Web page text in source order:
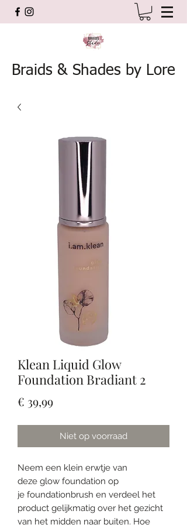
Braids & Shades by Lore
Klean Liquid Glow
Foundation Bradiant 2
€ 39,99Prijs
Niet op voorraad
Neem een klein erwtje van
deze glow foundation op
je foundationbrush en verdeel het
product gelijkmatig over het gezicht
van het midden naar buiten. Hoe